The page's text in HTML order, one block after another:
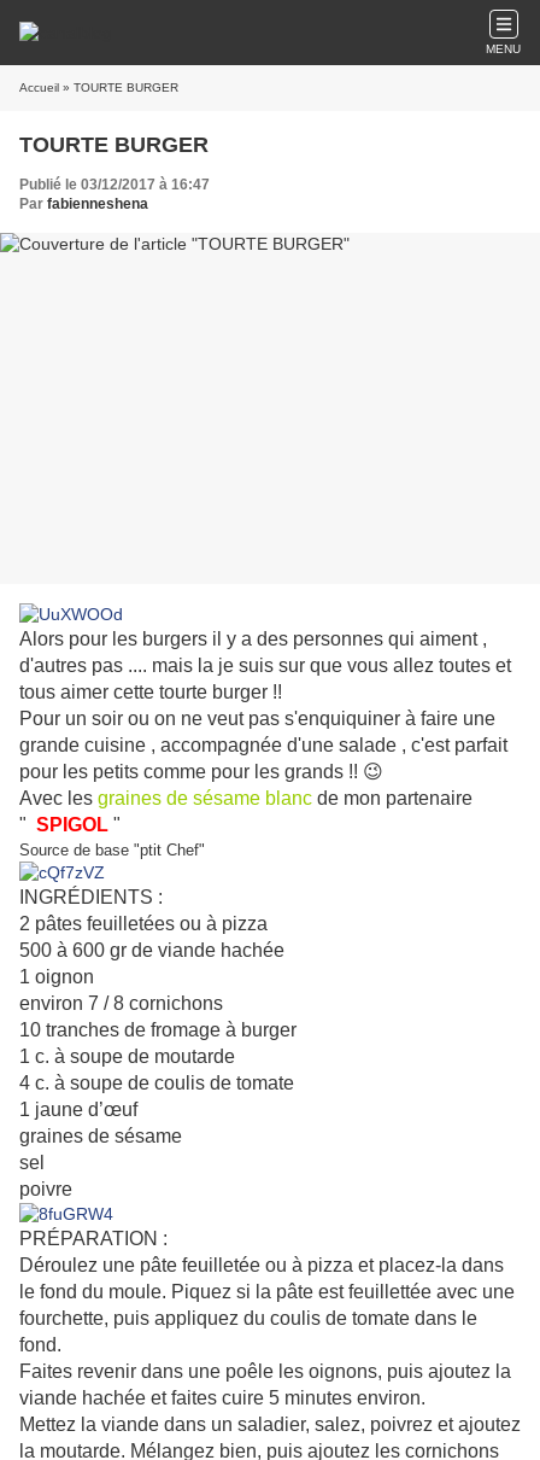
MENU
Accueil » TOURTE BURGER
TOURTE BURGER
Publié le 03/12/2017 à 16:47
Par fabienneshena
Alors pour les burgers il y a des personnes qui aiment ,
d'autres pas .... mais la je suis sur que vous allez toutes et
tous aimer cette tourte burger !!
Pour un soir ou on ne veut pas s'enquiquiner à faire une
grande cuisine , accompagnée d'une salade , c'est parfait
pour les petits comme pour les grands !! 😉
Avec les graines de sésame blanc de mon partenaire
" SPIGOL "
Source de base "ptit Chef"
INGRÉDIENTS :
2 pâtes feuilletées ou à pizza
500 à 600 gr de viande hachée
1 oignon
environ 7 / 8 cornichons
10 tranches de fromage à burger
1 c. à soupe de moutarde
4 c. à soupe de coulis de tomate
1 jaune d’œuf
graines de sésame
sel
poivre
PRÉPARATION :
Déroulez une pâte feuilletée ou à pizza et placez-la dans
le fond du moule. Piquez si la pâte est feuillettée avec une
fourchette, puis appliquez du coulis de tomate dans le
fond.
Faites revenir dans une poêle les oignons, puis ajoutez la
viande hachée et faites cuire 5 minutes environ.
Mettez la viande dans un saladier, salez, poivrez et ajoutez
la moutarde. Mélangez bien, puis ajoutez les cornichons